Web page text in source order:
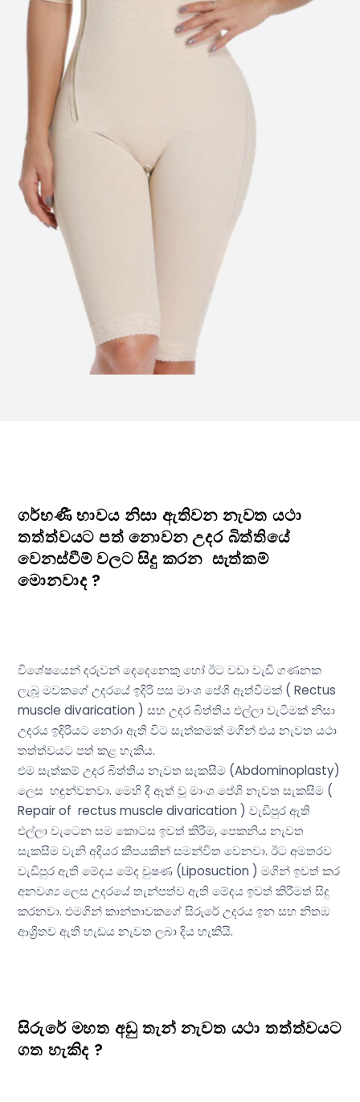
ගර්භණී භාවය නිසා ඇතිවන නැවත යථා
තත්ත්වයට පත් නොවන උදර බිත්තියේ
වෙනස්වීම් වලට සිදු කරන සැත්කම්
මොනවාද ?
විශේෂයෙන් දරුවන් දෙදෙනෙකු හෝ ඊට වඩා වැඩි ගණනක
ලැබූ මවකගේ උදරයේ ඉදිරි පස මාංශ පේශි ඈත්වීමක් ( Rectus
muscle divarication ) සහ උදර බිත්තිය එල්ලා වැටීමක් නිසා
උදරය ඉදිරියට නෙරා ඇති විට සැත්කමක් මගින් එය නැවත යථා
තත්ත්වයට පත් කළ හැකිය.
එම සැත්කම් උදර බිත්තිය නැවත සැකසීම (Abdominoplasty)
ලෙස හඳුන්වනවා. මෙහි දී ඈත් වූ මාංශ පේශි නැවත සැකසීම (
Repair of rectus muscle divarication ) වැඩිපුර ඇති
එල්ලා වැටෙන සම කොටස ඉවත් කිරීම, පෙකනිය නැවත
සැකසීම වැනි අදියර කීපයකින් සමන්විත වෙනවා. ඊට අමතරව
වැඩිපුර ඇති මේදය මේද චුෂණ (Liposuction ) මගින් ඉවත් කර
අනවශ්‍ය ලෙස උදරයේ තැන්පත්ව ඇති මේදය ඉවත් කිරීමත් සිදු
කරනවා. එමගින් කාන්තාවකගේ සිරුරේ උදරය ඉන සහ නිතඹ
ආශ්‍රිතව ඇති හැඩය නැවත ලබා දිය හැකියි.
සිරුරේ මහත අඩු තැන් නැවත යථා තත්ත්වයට
ගත හැකිද ?